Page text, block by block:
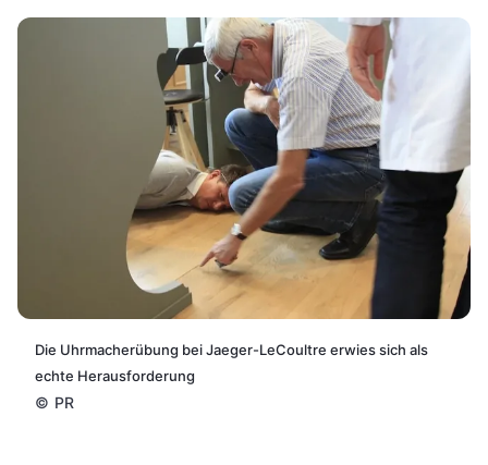
Die Uhrmacherübung bei Jaeger-LeCoultre erwies sich als
echte Herausforderung
© PR